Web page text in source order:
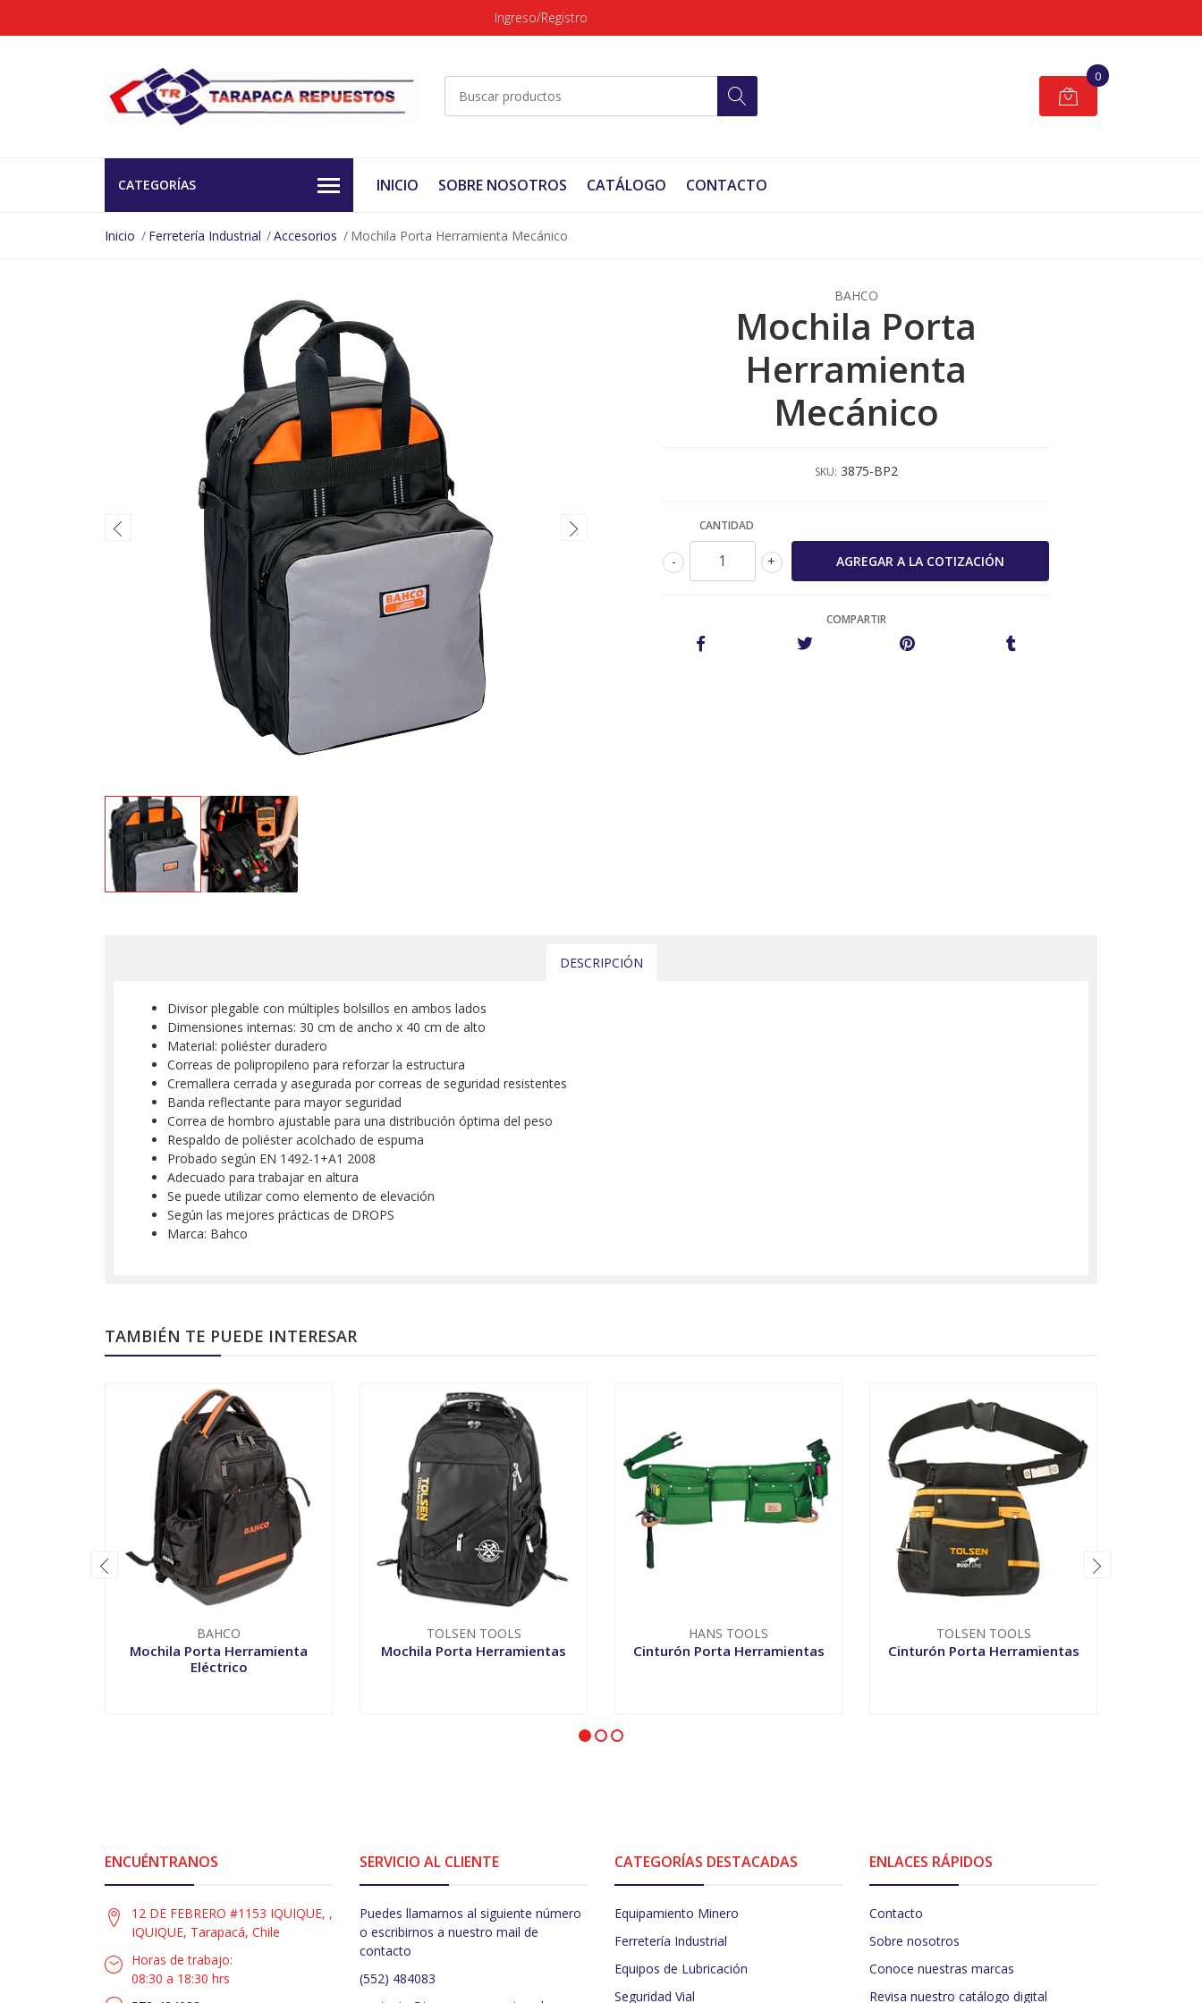
Ingreso/Registro
0
CATEGORÍAS INICIO SOBRE NOSOTROS CATÁLOGO CONTACTO
Inicio Ferretería Industrial Accesorios Mochila Porta Herramienta Mecánico
BAHCO
Mochila Porta
Herramienta
Mecánico
SKU: 3875-BP2
CANTIDAD
+
-
COMPARTIR
DESCRIPCIÓN
Divisor plegable con múltiples bolsillos en ambos lados
Dimensiones internas: 30 cm de ancho x 40 cm de alto
Material: poliéster duradero
Correas de polipropileno para reforzar la estructura
Cremallera cerrada y asegurada por correas de seguridad resistentes
Banda reflectante para mayor seguridad
Correa de hombro ajustable para una distribución óptima del peso
Respaldo de poliéster acolchado de espuma
Probado según EN 1492-1+A1 2008
Adecuado para trabajar en altura
Se puede utilizar como elemento de elevación
Según las mejores prácticas de DROPS
Marca: Bahco
TAMBIÉN TE PUEDE INTERESAR
BAHCO
Mochila Porta Herramienta
Eléctrico
TOLSEN TOOLS
Mochila Porta Herramientas
HANS TOOLS
Cinturón Porta Herramientas
TOLSEN TOOLS
Cinturón Porta Herramientas
ENCUÉNTRANOS
12 DE FEBRERO #1153 IQUIQUE, ,
IQUIQUE, Tarapacá, Chile
Horas de trabajo:
08:30 a 18:30 hrs
SERVICIO AL CLIENTE
Puedes llamarnos al siguiente número
o escribirnos a nuestro mail de
contacto
(552) 484083
CATEGORÍAS DESTACADAS
Equipamiento Minero
Ferretería Industrial
Equipos de Lubricación
Seguridad Vial
ENLACES RÁPIDOS
Contacto
Sobre nosotros
Conoce nuestras marcas
Revisa nuestro catálogo digital